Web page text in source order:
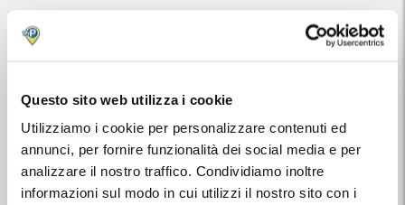
Questo sito web utilizza i cookie
Utilizziamo i cookie per personalizzare contenuti ed
annunci, per fornire funzionalità dei social media e per
analizzare il nostro traffico. Condividiamo inoltre
informazioni sul modo in cui utilizzi il nostro sito con i
Porto di Bari
Porto di Napoli
STAZIONI